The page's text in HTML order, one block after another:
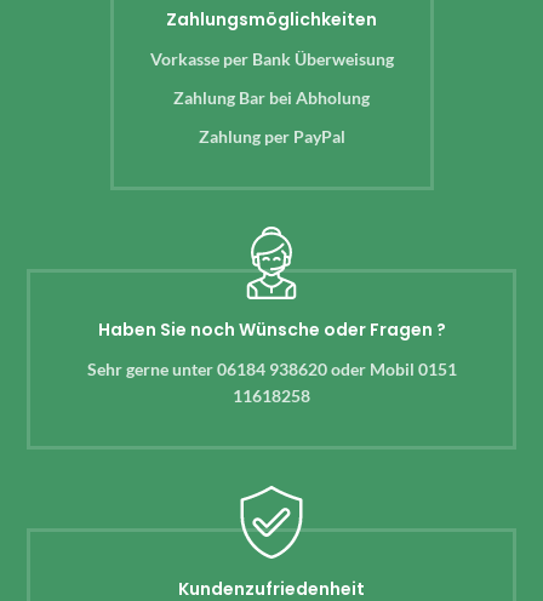
Zahlungsmöglichkeiten
Vorkasse per Bank Überweisung
Zahlung Bar bei Abholung
Zahlung per PayPal
Haben Sie noch Wünsche oder Fragen ?
Sehr gerne unter 06184 938620 oder Mobil 0151
11618258
Kundenzufriedenheit